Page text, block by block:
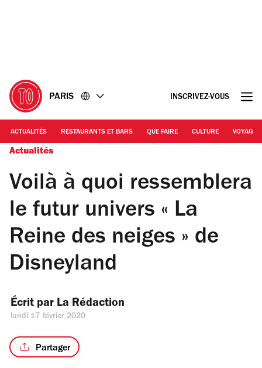
PARIS INSCRIVEZ-VOUS
ACTUALITÉS RESTAURANTS ET BARS QUE FAIRE CULTURE VOYAGE
Actualités
Voilà à quoi ressemblera
le futur univers « La
Reine des neiges » de
Disneyland
Écrit par La Rédaction
lundi 17 février 2020
Partager